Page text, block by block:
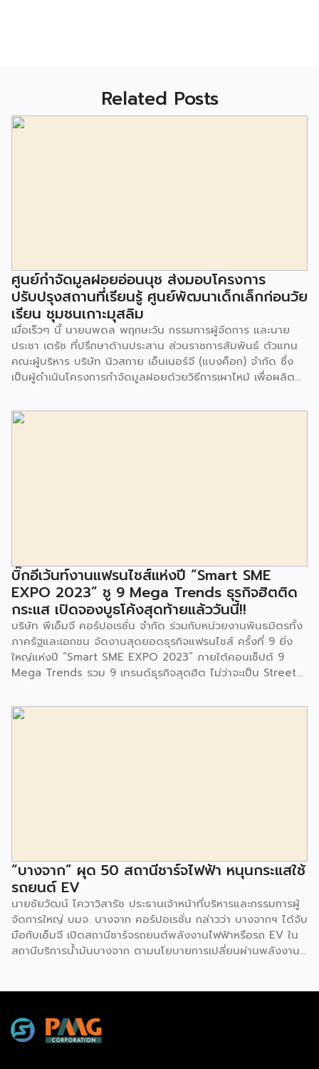
Related Posts
ศูนย์กำจัดมูลฝอยอ่อนนุช ส่งมอบโครงการ
ปรับปรุงสถานที่เรียนรู้ ศูนย์พัฒนาเด็กเล็กก่อนวัย
เรียน ชุมชนเกาะมุสลิม
เมื่อเร็วๆ นี้ นายนพดล พฤกษะวัน กรรมการผู้จัดการ และนาย
ประชา เตรัช ที่ปรึกษาด้านประสาน ส่วนราชการสัมพันธ์ ตัวแทน
คณะผู้บริหาร บริษัท นิวสกาย เอ็นเนอร์จี (แบงค็อก) จํากัด ซึ่ง
เป็นผู้ดำเนินโครงการกำจัดมูลฝอยด้วยวิธีการเผาไหม้ เพื่อผลิต
มูลฝอยอ่อนนุช เป็นประธานในพิธีส่งมอบโครงการปรับปรุงสถาน
ที่เรียนรู้ ศูนย์พัฒนาเด็กเล็ก ก่อนวัยเรียน ชุมชนเกาะมุสลิม แขวง
จนประชาชนในชุมชนและพื้นที่ใกล้เคียง รวมถึงคณะครู ผู้ปกครอง
และนักเรียนจากศูนย์พัฒนาเด็กเล็กก่อนวัยเรียน ชุมชนเกาะมุสลิม
ร่วมเป็นเกียรติในพิธีดังกล่าว โครงการกำจัดมูลฝอยด้วยวิธีการ
เผาไหม้ฯ ยังมีกิจกรรมเพื่อสังคมหรือ CSR อื่นๆ อีกมากมาย กับ
ชุมชนรอบๆ พื้นที่โครงการอย่างต่อเนื่อง อาทิ การลงพื้นที่
ประชาสัมพันธ์ […]
บิ๊กอีเว้นท์งานแฟรนไชส์แห่งปี “Smart SME
EXPO 2023” ชู 9 Mega Trends ธุรกิจฮิตติด
กระแส เปิดจองบูธโค้งสุดท้ายแล้ววันนี้!!
บริษัท พีเอ็มจี คอร์ปอเรชั่น จำกัด ร่วมกับหน่วยงานพันธมิตรทั้ง
ภาครัฐและเอกชน จัดงานสุดยอดธุรกิจแฟรนไชส์ ครั้งที่ 9 ยิ่ง
ใหญ่แห่งปี “Smart SME EXPO 2023” ภายใต้คอนเซ็ปต์ 9
Mega Trends รวม 9 เทรนด์ธุรกิจสุดฮิต ไม่ว่าจะเป็น Street
Trends, Coffee & Beverage Trends, Education Trends,
Health & Wellness Trends, E-Commerce Trends,
“บางจาก” ผุด 50 สถานีชาร์จไฟฟ้า หนุนกระแสใช้
รถยนต์ EV
นายชัยวัฒน์ โควาวิสารัช ประธานเจ้าหน้าที่บริหารและกรรมการผู้
จัดการใหญ่ บมจ. บางจาก คอร์ปอเรชั่น กล่าวว่า บางจากฯ ได้จับ
มือกับเอ็มจี เปิดสถานีชาร์จรถยนต์พลังงานไฟฟ้าหรือรถ EV ใน
สถานีบริการน้ำมันบางจาก ตามนโยบายการเปลี่ยนผ่านพลังงาน
สถานีบริการน้ำมันบางจากมีสถานีชาร์จรถ EV ทั้งในกรุงเทพฯ
และต่างจังหวัด ครอบคลุมทั่วประเทศ .โดยความร่วมมือครั้งนี้